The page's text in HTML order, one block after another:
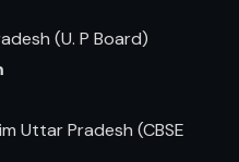
(U. P Board)
Uttar Pradesh (CBSE